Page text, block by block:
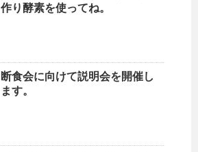
作り酵素を使ってね。
断食会に向けて説明会を開催し
ます。